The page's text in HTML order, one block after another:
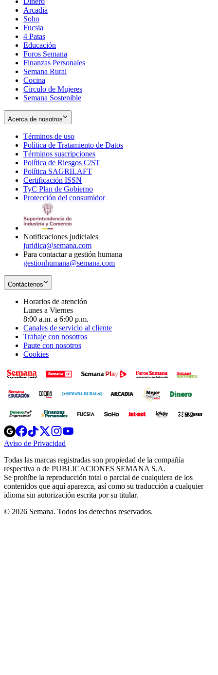
Arcadia
Soho
in
new
window
Fucsia
in
new
window
4 Patas
Educación
Foros Semana
Finanzas Personales
Semana Rural
Cocina
Círculo de Mujeres
Semana Sostenible
Acerca de nosotros
Términos de uso
in
new
window
Política de Tratamiento de Datos
Términos suscripciones
in
Política de Riesgos C/ST
Política SAGRILAFT
new
window
Certificación ISSN
in
new
TyC Plan de Gobierno
in
Protección del consumidorOpens
Notificaciones judiciales
juridica@semana.com
Para contactar a gestión humana
gestionhumana@semana.com
Contáctenos
Horarios de atención
Lunes a Viernes
8:00 a.m. a 6:00 p.m.
Canales de servicio al cliente
Trabaje con nosotros
Paute con nosotros
Cookies
Opens
in
new
Opens
in
new
Opens
in
new
window
Opens
new
windowwindow
Aviso de Privacidad
new
window
Todas las marcas registradas son propiedad de la compañía
respectiva o de PUBLICACIONES SEMANA S.A.
Se prohíbe la reproducción total o parcial de cualquiera de los
contenidos que aquí aparezca, así como su traducción a cualquier
idioma sin autorización escrita por su titular.
© 2026 Semana. Todos los derechos reservados.